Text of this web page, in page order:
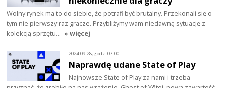
Wolny rynek ma to do siebie, że potrafi być brutalny. Przekonali się o
tym nie pierwszy raz gracze. Przybliżymy wam niedawną sytuację z
kolekcją sprzętu… » więcej
2024-09-28, godz. 07:00
Naprawdę udane State of Play
Najnowsze State of Play za nami i trzeba